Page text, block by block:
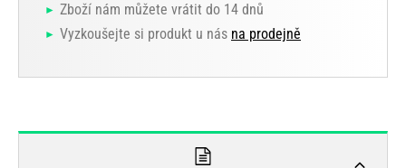
Zboží nám můžete vrátit do 14 dnů
Vyzkoušejte si produkt u nás na prodejně